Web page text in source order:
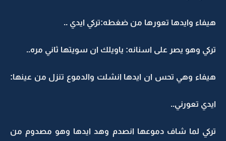
هيفاء وايدها تعورها من ضغطه:تركي ايدي ..
تركي وهو يصر على اسنانه: ياويلك ان سويتها ثاني مره..
هيفاء وهي تحس ان ايدها انشلت والدموع تنزل من عينها:
ايدي تعورني..
تركي لما شاف دموعها انصدم وهد ايدها وهو مصدوم من